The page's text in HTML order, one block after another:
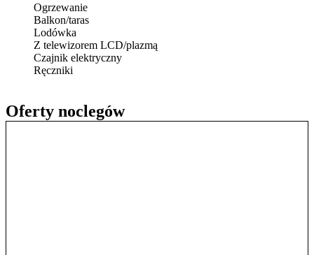
Oferty noclegów
Ogrzewanie
Balkon/taras
Lodówka
Z telewizorem LCD/plazmą
Czajnik elektryczny
Ręczniki